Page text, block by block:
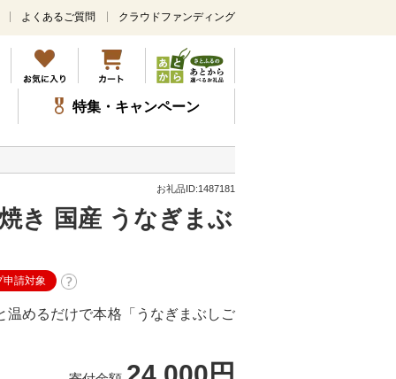
メ
ン
コ
ン
テ
ツ
よくあるご質問 クラウドファンディング
特集・キャンペーン
お礼品ID:1487181
き 国産 うなぎまぶ
申請対象
温めるだけで本格「うなぎまぶしご